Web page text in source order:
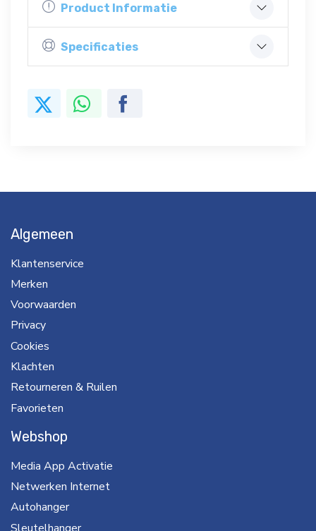
Product Informatie
Specificaties
Algemeen
Klantenservice
Merken
Voorwaarden
Privacy
Cookies
Klachten
Retourneren & Ruilen
Favorieten
Webshop
Media App Activatie
Netwerken Internet
Autohanger